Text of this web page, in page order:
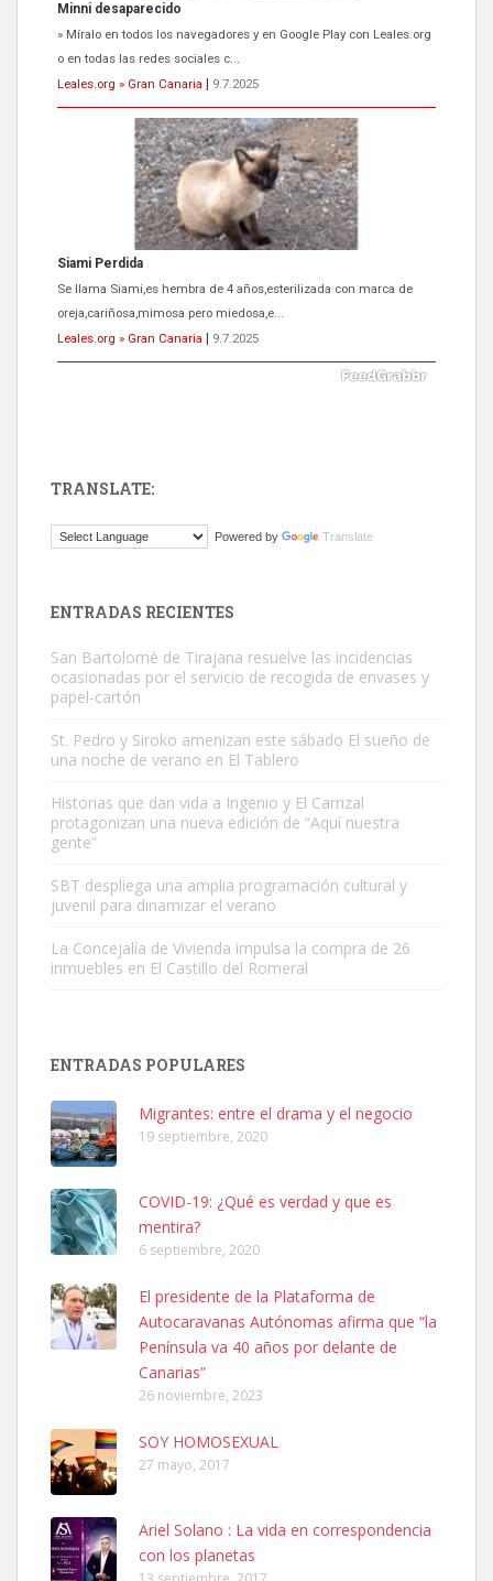
Minni desaparecido
» Míralo en todos los navegadores y en Google Play con Leales.org
o en todas las redes sociales c...
Leales.org » Gran Canaria
9.7.2025
Siami Perdida
Se llama Siami,es hembra de 4 años,esterilizada con marca de
oreja,cariñosa,mimosa pero miedosa,e...
Leales.org » Gran Canaria
9.7.2025
El ayuntamiento se va a llevar a Los Gatos callejeros de la zona los
Este gato macho ha aparecido en la calle hace menos de un mes,
es muy manso y extremadamente cari...
Leales.org » Gran Canaria
Leales.org » Gran Canaria
SHIBA PERDIDO AVDA JOSE MESA Y LOPEZ
PERRO MACHO RAZA SHIBA CON MICROCHIP PERDIDO HOY
06/07/2025 ZONA MESA Y LOPEZ. ES MUY ASUSTADIZO
Leales.org » Gran Canaria
6.7.2025
Ninfa perdida
El día 5 se los perdió una ninfa papillera, asustada tiene miedo a la
TRANSLATE:
Powered by Translate
ENTRADAS RECIENTES
San Bartolomé de Tirajana resuelve las incidencias
ocasionadas por el servicio de recogida de envases y
papel-cartón
St. Pedro y Siroko amenizan este sábado El sueño de
una noche de verano en El Tablero
Historias que dan vida a Ingenio y El Carrizal
protagonizan una nueva edición de “Aquí nuestra
gente”
SBT despliega una amplia programación cultural y
juvenil para dinamizar el verano
La Concejalía de Vivienda impulsa la compra de 26
inmuebles en El Castillo del Romeral
ENTRADAS POPULARES
Migrantes: entre el drama y el negocio
19 septiembre, 2020
COVID-19: ¿Qué es verdad y que es
mentira?
6 septiembre, 2020
El presidente de la Plataforma de
Autocaravanas Autónomas afirma que “la
Península va 40 años por delante de
Canarias”
26 noviembre, 2023
SOY HOMOSEXUAL
27 mayo, 2017
Ariel Solano : La vida en correspondencia
con los planetas